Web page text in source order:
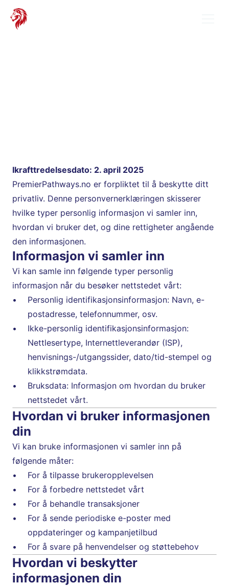
Ikrafttredelsesdato: 2. april 2025
PremierPathways.no er forpliktet til å beskytte ditt
privatliv. Denne personvernerklæringen skisserer
hvilke typer personlig informasjon vi samler inn,
hvordan vi bruker det, og dine rettigheter angående
den informasjonen.
Informasjon vi samler inn
Vi kan samle inn følgende typer personlig
informasjon når du besøker nettstedet vårt:
Personlig identifikasjonsinformasjon: Navn, e-
postadresse, telefonnummer, osv.
Ikke-personlig identifikasjonsinformasjon:
Nettlesertype, Internettleverandør (ISP),
henvisnings-/utgangssider, dato/tid-stempel og
klikkstrømdata.
Bruksdata: Informasjon om hvordan du bruker
nettstedet vårt.
Hvordan vi bruker informasjonen
din
Vi kan bruke informasjonen vi samler inn på
følgende måter:
For å tilpasse brukeropplevelsen
For å forbedre nettstedet vårt
For å behandle transaksjoner
For å sende periodiske e-poster med
oppdateringer og kampanjetilbud
For å svare på henvendelser og støttebehov
Hvordan vi beskytter
informasjonen din